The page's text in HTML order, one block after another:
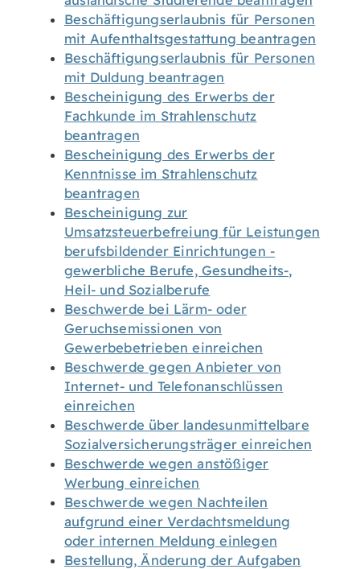
Beschäftigungserlaubnis für Personen
mit Aufenthaltsgestattung beantragen
Beschäftigungserlaubnis für Personen
mit Duldung beantragen
Bescheinigung des Erwerbs der
Fachkunde im Strahlenschutz
beantragen
Bescheinigung des Erwerbs der
Kenntnisse im Strahlenschutz
beantragen
Bescheinigung zur
Umsatzsteuerbefreiung für Leistungen
berufsbildender Einrichtungen -
gewerbliche Berufe, Gesundheits-,
Heil- und Sozialberufe
Beschwerde bei Lärm- oder
Geruchsemissionen von
Gewerbebetrieben einreichen
Beschwerde gegen Anbieter von
Internet- und Telefonanschlüssen
einreichen
Beschwerde über landesunmittelbare
Sozialversicherungsträger einreichen
Beschwerde wegen anstößiger
Werbung einreichen
Beschwerde wegen Nachteilen
aufgrund einer Verdachtsmeldung
oder internen Meldung einlegen
Bestellung, Änderung der Aufgaben